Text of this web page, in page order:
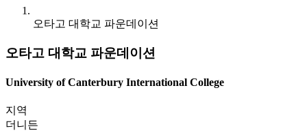
오타고 대학교 파운데이션
오타고 대학교 파운데이션
University of Canterbury International College
지역
더니든